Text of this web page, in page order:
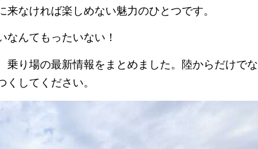
なければ楽しめない魅力のひとつです。
んてもったいない！
り場の最新情報をまとめました。陸からだけでな
してください。